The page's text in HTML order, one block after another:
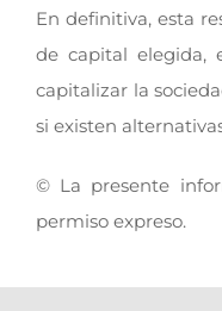
En definitiva, esta
de capital elegida,
capitalizar la
si existen
© La presente
permiso expreso.